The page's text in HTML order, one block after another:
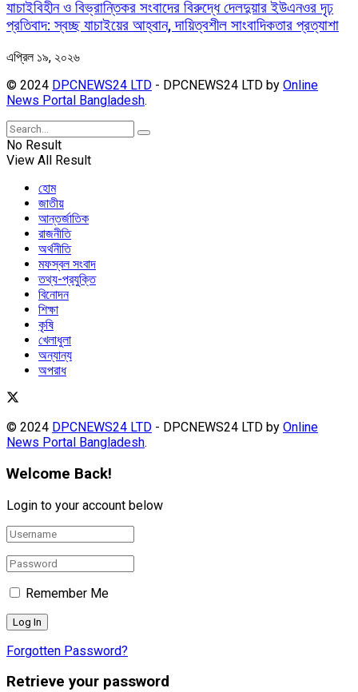
যাচাইবিহীন ও বিভ্রান্তিকর সংবাদের বিরুদ্ধে দেলদুয়ার ইউএনওর দৃঢ়
প্রতিবাদ: স্বচ্ছ যাচাইয়ের আহ্বান, দায়িত্বশীল সাংবাদিকতার প্রত্যাশা
এপ্রিল ১৯, ২০২৬
© 2024 DPCNEWS24 LTD - DPCNEWS24 LTD by Online
News Portal Bangladesh.
No Result
View All Result
হোম
জাতীয়
আন্তর্জাতিক
রাজনীতি
অর্থনীতি
মফস্বল সংবাদ
তথ্য-প্রযুক্তি
বিনোদন
শিক্ষা
কৃষি
খেলাধুলা
অন্যান্য
অপরাধ
© 2024 DPCNEWS24 LTD - DPCNEWS24 LTD by Online
News Portal Bangladesh.
Welcome Back!
Login to your account below
Remember Me
Forgotten Password?
Retrieve your password